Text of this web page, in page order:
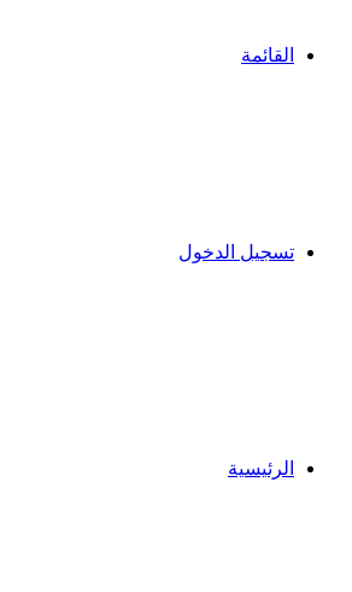
القائمة
تسجيل الدخول
الرئيسية